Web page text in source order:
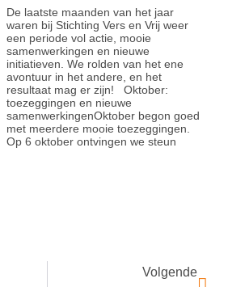
De laatste maanden van het jaar
waren bij Stichting Vers en Vrij weer
een periode vol actie, mooie
samenwerkingen en nieuwe
initiatieven. We rolden van het ene
avontuur in het andere, en het
resultaat mag er zijn! Oktober:
toezeggingen en nieuwe
samenwerkingenOktober begon goed
met meerdere mooie toezeggingen.
Op 6 oktober ontvingen we steun
Volgende